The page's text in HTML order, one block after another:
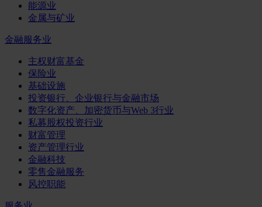
能源业
金属与矿业
金融服务业
主权财富基金
保险业
基础设施
投资银行、企业银行与金融市场
数字化资产、加密货币与Web 3行业
私募股权投资行业
财富管理
资产管理行业
金融科技
零售金融服务
风控职能